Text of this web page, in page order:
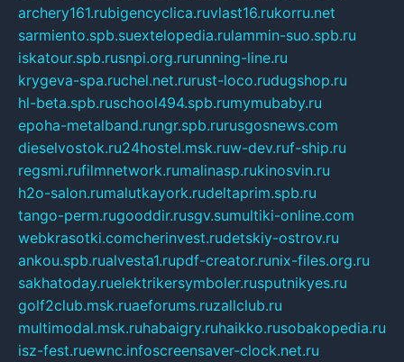
archery161.rubigencyclica.ruvlast16.rukorru.net
sarmiento.spb.suextelopedia.rulammin-suo.spb.ru
iskatour.spb.rusnpi.org.rurunning-line.ru
krygeva-spa.ruchel.net.rurust-loco.rudugshop.ru
hl-beta.spb.ruschool494.spb.rumymubaby.ru
epoha-metalband.rungr.spb.rurusgosnews.com
dieselvostok.ru24hostel.msk.ruw-dev.ruf-ship.ru
regsmi.rufilmnetwork.rumalinasp.rukinosvin.ru
h2o-salon.rumalutkayork.rudeltaprim.spb.ru
tango-perm.rugooddir.rusgv.sumultiki-online.com
webkrasotki.comcherinvest.rudetskiy-ostrov.ru
ankou.spb.rualvesta1.rupdf-creator.runix-files.org.ru
sakhatoday.ruelektrikersymboler.rusputnikyes.ru
golf2club.msk.ruaeforums.ruzallclub.ru
multimodal.msk.ruhabaigry.ruhaikko.rusobakopedia.ru
isz-fest.ruewnc.infoscreensaver-clock.net.ru